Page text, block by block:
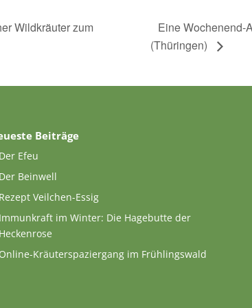
Wildkräuter zum
Eine Wochenend-
(Thüringen)
Beiträge
Der Efeu
Der Beinwell
Rezept Veilchen-Essig
Immunkraft im Winter: Die Hagebutte der
Heckenrose
Online-Kräuterspaziergang im Frühlingswald